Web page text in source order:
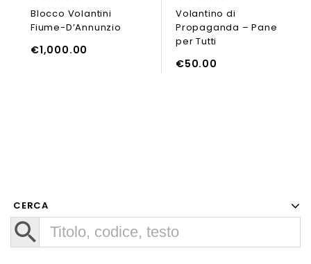
out
of
Blocco Volantini
Fiume-D’Annunzio
€1,000.00
out
of
Volantino di
Propaganda – Pane
per Tutti
€50.00
AL CARRELLO
CERCA